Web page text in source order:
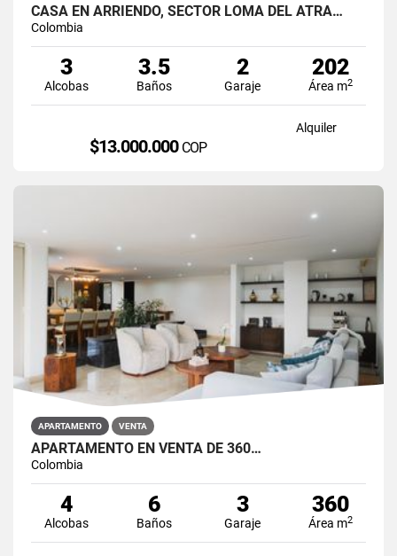
CASA EN ARRIENDO, SECTOR LOMA DEL ATRA…
Colombia
3
Alcobas
3.5
Baños
2
Garaje
202
Área m2
Alquiler
$13.000.000 COP
APARTAMENTO VENTA
APARTAMENTO EN VENTA DE 360…
Colombia
4
Alcobas
6
Baños
3
Garaje
360
Área m2